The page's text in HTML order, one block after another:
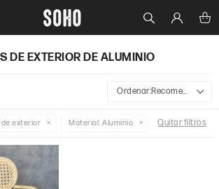
DE EXTERIOR DE ALUMINIO
Recomendados
de exterior Material: Aluminio Quitar filtros